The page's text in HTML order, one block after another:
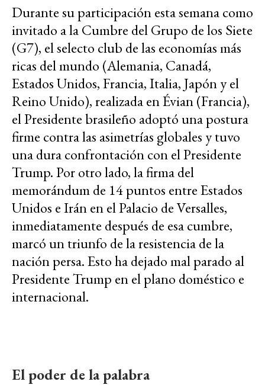
Durante su participación esta semana como
invitado a la Cumbre del Grupo de los Siete
(G7), el selecto club de las economías más
ricas del mundo (Alemania, Canadá,
Estados Unidos, Francia, Italia, Japón y el
Reino Unido), realizada en Évian (Francia),
el Presidente brasileño adoptó una postura
firme contra las asimetrías globales y tuvo
una dura confrontación con el Presidente
Trump. Por otro lado, la firma del
memorándum de 14 puntos entre Estados
Unidos e Irán en el Palacio de Versalles,
inmediatamente después de esa cumbre,
marcó un triunfo de la resistencia de la
nación persa. Esto ha dejado mal parado al
Presidente Trump en el plano doméstico e
internacional.
El poder de la palabra